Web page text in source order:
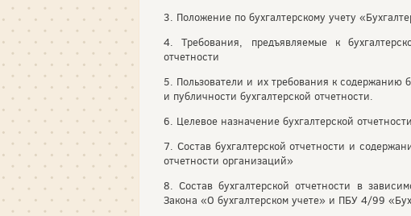
3. Положение по бухгалтерскому учету
4. Требования, предъявляемые к
отчетности
5. Пользователи и их требования к содержанию
и публичности бухгалтерской отчетности.
6. Целевое назначение бухгалтерской
7. Состав бухгалтерской отчетности и
отчетности организаций»
8. Состав бухгалтерской отчетности в
Закона «О бухгалтерском учете» и ПБУ 4/99